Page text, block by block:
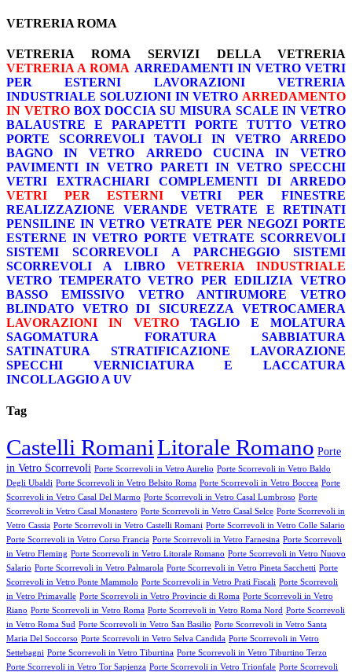
VETRERIA ROMA
VETRERIA ROMA
SERVIZI DELLA VETRERIA
VETRERIA A ROMA ARREDAMENTI IN VETRO VETRI
PER ESTERNI
LAVORAZIONI
VETRERIA
INDUSTRIALE SOLUZIONI IN VETRO ARREDAMENTO
IN VETRO BOX DOCCIA SU MISURA SCALE IN VETRO
BALAUSTRE E PARAPETTI
PORTE TUTTO VETRO
PORTE SCORREVOLI
TAVOLI IN VETRO
ARREDO
BAGNO IN VETRO
ARREDO CUCINA IN VETRO
PAVIMENTI IN VETRO PARETI IN VETRO SPECCHI
VETRI EXTRACHIARI
COMPLEMENTI DI ARREDO
VETRI PER ESTERNI
VETRI PER FINESTRE
REALIZZAZIONE VERANDE
VETRATE E RETINATI
PENSILINE IN VETRO VETRATE PER NEGOZI PORTE
ESTERNE IN VETRO PORTE VETRATE SCORREVOLI
SISTEMI SCORREVOLI A PARCHEGGIO
SISTEMI
SCORREVOLI A LIBRO
VETRERIA INDUSTRIALE
VETRO TEMPERATO VETRO PER EDILIZIA VETRO
BASSO EMISSIVO
VETRO ANTIRUMORE
VETRO
BLINDATO
VETRO DI SICUREZZA
VETROCAMERA
LAVORAZIONI IN VETRO
TAGLIO E MOLATURA
SAGOMATURA
FORATURA
SABBIATURA
SATINATURA
STRATIFICAZIONE
LAVORAZIONE
SPECCHI
VERNICIATURA E LACCATURA
INCOLLAGGIO A UV
Tag
Castelli RomaniLitorale Romano Porte
in Vetro Scorrevoli Porte Scorrevoli in Vetro Aurelio Porte Scorrevoli in Vetro Baldo
Degli Ubaldi Porte Scorrevoli in Vetro Belsito Roma Porte Scorrevoli in Vetro Boccea Porte
Scorrevoli in Vetro Casal Del Marmo Porte Scorrevoli in Vetro Casal Lumbroso Porte
Scorrevoli in Vetro Casal Monastero Porte Scorrevoli in Vetro Casal Selce Porte Scorrevoli in
Vetro Cassia Porte Scorrevoli in Vetro Castelli Romani Porte Scorrevoli in Vetro Colle Salario
Porte Scorrevoli in Vetro Corso Francia Porte Scorrevoli in Vetro Farnesina Porte Scorrevoli
in Vetro Fleming Porte Scorrevoli in Vetro Litorale Romano Porte Scorrevoli in Vetro Nuovo
Salario Porte Scorrevoli in Vetro Palmarola Porte Scorrevoli in Vetro Pineta Sacchetti Porte
Scorrevoli in Vetro Ponte Mammolo Porte Scorrevoli in Vetro Prati Fiscali Porte Scorrevoli
in Vetro Primavalle Porte Scorrevoli in Vetro Provincie di Roma Porte Scorrevoli in Vetro
Riano Porte Scorrevoli in Vetro Roma Porte Scorrevoli in Vetro Roma Nord Porte Scorrevoli
in Vetro Roma Sud Porte Scorrevoli in Vetro San Basilio Porte Scorrevoli in Vetro Santa
Maria Del Soccorso Porte Scorrevoli in Vetro Selva Candida Porte Scorrevoli in Vetro
Settebagni Porte Scorrevoli in Vetro Tiburtina Porte Scorrevoli in Vetro Tiburtino Terzo
Porte Scorrevoli in Vetro Tor Sapienza Porte Scorrevoli in Vetro Trionfale Porte Scorrevoli